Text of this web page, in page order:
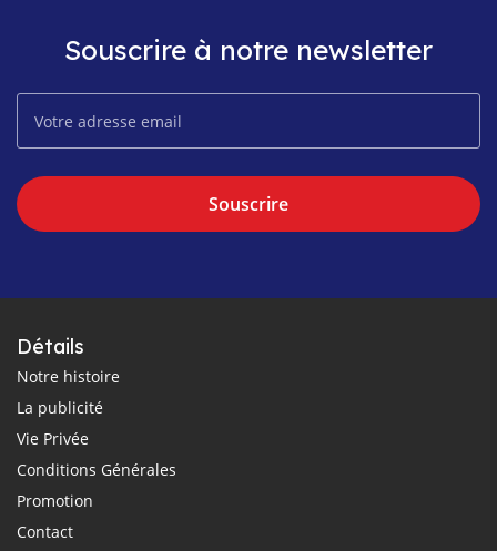
Souscrire à notre newsletter
Souscrire
Détails
Notre histoire
La publicité
Vie Privée
Conditions Générales
Promotion
Contact